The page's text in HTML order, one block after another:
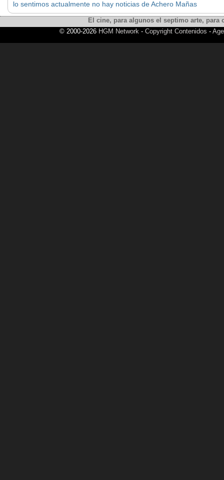
lo sentimos actualmente no hay noticias de Achero Mañas
El cine, para algunos el septimo arte,
© 2000-2026 HGM Network- Copyright Contenidos -